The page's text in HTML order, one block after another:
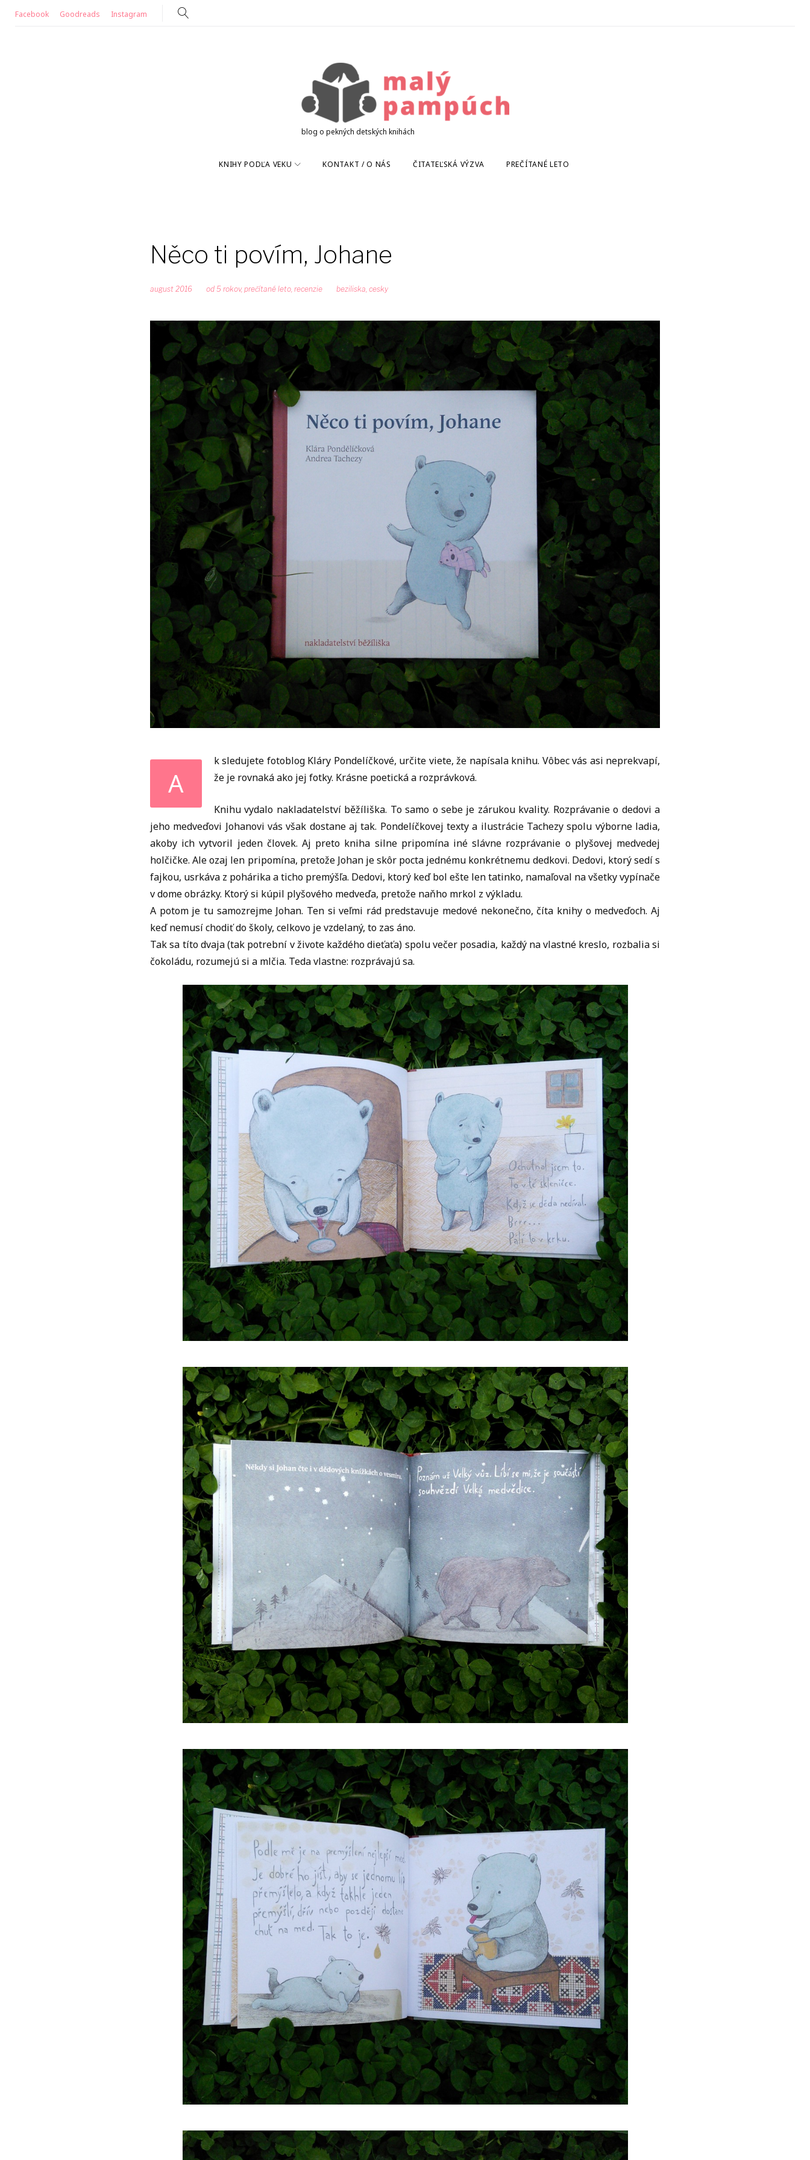
Facebook Goodreads Instagram
blog o pekných detských knihách
KNIHY PODĽA VEKU KONTAKT / O NÁS ČITATEĽSKÁ VÝZVA PREČÍTANÉ LETO
Něco ti povím, Johane
august 2016 od 5 rokov, prečítané leto, recenzie beziliska, cesky
A
k sledujete fotoblog Kláry Pondelíčkové, určite viete, že napísala knihu. Vôbec vás asi neprekvapí,
že je rovnaká ako jej fotky. Krásne poetická a rozprávková.
Knihu vydalo nakladatelství běžíliška. To samo o sebe je zárukou kvality. Rozprávanie o dedovi a
jeho medveďovi Johanovi vás však dostane aj tak. Pondelíčkovej texty a ilustrácie Tachezy spolu výborne ladia,
akoby ich vytvoril jeden človek. Aj preto kniha silne pripomína iné slávne rozprávanie o plyšovej medvedej
holčičke. Ale ozaj len pripomína, pretože Johan je skôr pocta jednému konkrétnemu dedkovi. Dedovi, ktorý sedí s
fajkou, usrkáva z pohárika a ticho premýšľa. Dedovi, ktorý keď bol ešte len tatinko, namaľoval na všetky vypínače
v dome obrázky. Ktorý si kúpil plyšového medveďa, pretože naňho mrkol z výkladu.
A potom je tu samozrejme Johan. Ten si veľmi rád predstavuje medové nekonečno, číta knihy o medveďoch. Aj
keď nemusí chodiť do školy, celkovo je vzdelaný, to zas áno.
Tak sa títo dvaja (tak potrební v živote každého dieťaťa) spolu večer posadia, každý na vlastné kreslo, rozbalia si
čokoládu, rozumejú si a mlčia. Teda vlastne: rozprávajú sa.